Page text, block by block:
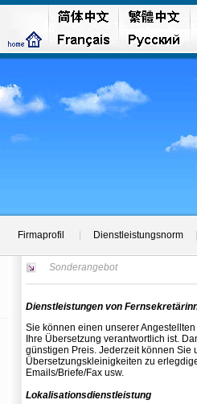
Firmaprofil Dienstleistungsnorm
Sonderangebot
Dienstleistungen von
Sie können einen unserer
Ihre Übersetzung verantwortlich ist.
günstigen Preis. Jederzeit können Sie
Übersetzungskleinigkeiten zu
Emails/Briefe/Fax usw.
Lokalisationsdienstleistung